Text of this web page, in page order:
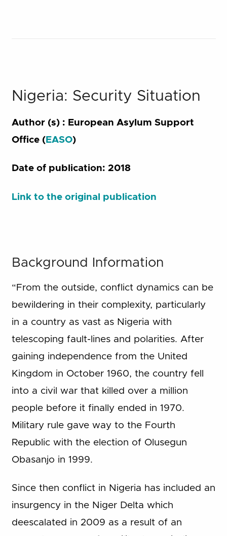
Nigeria: Security Situation
Author (s) : European Asylum Support
Office (EASO)
Date of publication: 2018
Link to the original publication
Background Information
“From the outside, conflict dynamics can be
bewildering in their complexity, particularly
in a country as vast as Nigeria with
telescoping fault-lines and polarities. After
gaining independence from the United
Kingdom in October 1960, the country fell
into a civil war that killed over a million
people before it finally ended in 1970.
Military rule gave way to the Fourth
Republic with the election of Olusegun
Obasanjo in 1999.
Since then conflict in Nigeria has included an
insurgency in the Niger Delta which
deescalated in 2009 as a result of an